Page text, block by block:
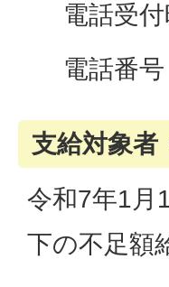
電話受付
電話番号
支給対象者
令和7年1月
下の不足額